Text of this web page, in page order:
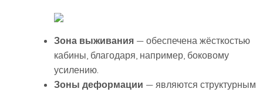
Зона выживания — обеспечена жёсткостью
кабины, благодаря, например, боковому
усилению.
Зоны деформации — являются структурным